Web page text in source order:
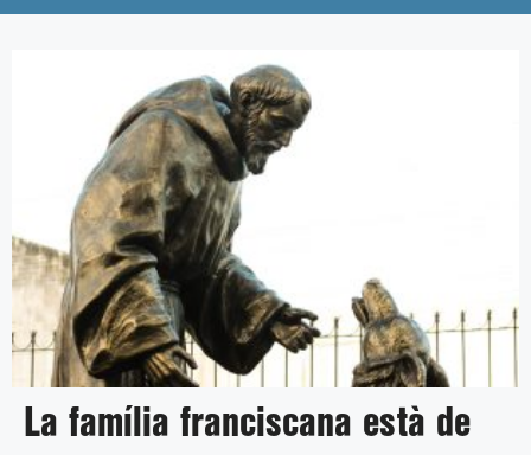
La família franciscana està de